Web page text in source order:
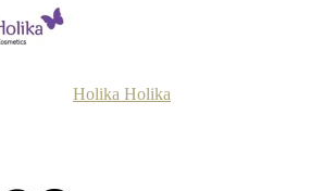
Holika Holika